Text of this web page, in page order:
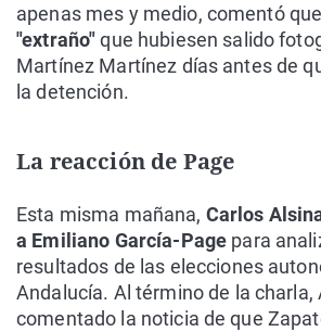
apenas mes y medio, comentó que
"extraño"que hubiesen salido
Martínez Martínez días antes de
la detención.
La reacción de Page
Esta misma mañana, Carlos
a Emiliano García-Page para
resultados de las elecciones
Andalucía. Al término de la charla,
comentado la noticia de que